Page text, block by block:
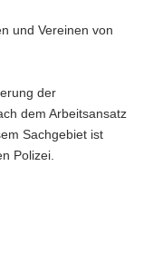
und Vereinen von
der
dem Arbeitsansatz
Sachgebiet ist
Polizei.